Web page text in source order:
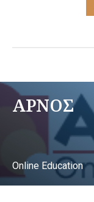
ΑΡΝΟΣ
Online Education